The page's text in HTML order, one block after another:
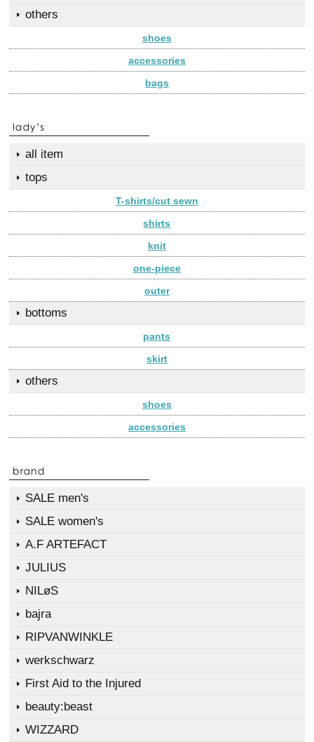
others
shoes
accessories
bags
all item
tops
T-shirts/cut sewn
shirts
knit
one-piece
outer
bottoms
pants
skirt
others
shoes
accessories
SALE men's
SALE women's
A.F ARTEFACT
JULIUS
NILøS
bajra
RIPVANWINKLE
werkschwarz
First Aid to the Injured
beauty:beast
WIZZARD